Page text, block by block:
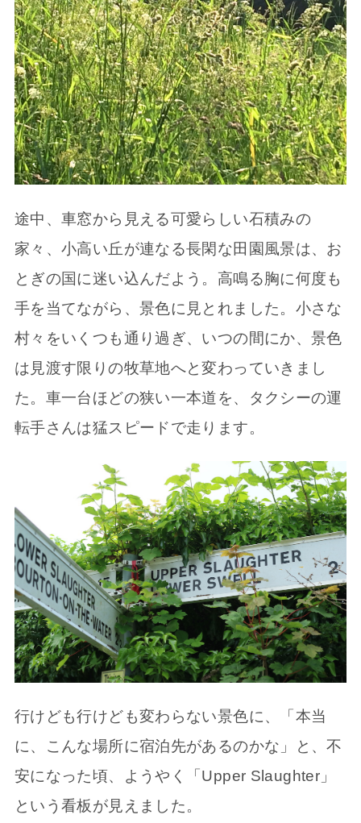
途中、車窓から見える可愛らしい石積みの
家々、小高い丘が連なる長閑な田園風景は、お
とぎの国に迷い込んだよう。高鳴る胸に何度も
手を当てながら、景色に見とれました。小さな
村々をいくつも通り過ぎ、いつの間にか、景色
は見渡す限りの牧草地へと変わっていきまし
た。車一台ほどの狭い一本道を、タクシーの運
転手さんは猛スピードで走ります。
行けども行けども変わらない景色に、「本当
に、こんな場所に宿泊先があるのかな」と、不
安になった頃、ようやく「Upper Slaughter」
という看板が見えました。